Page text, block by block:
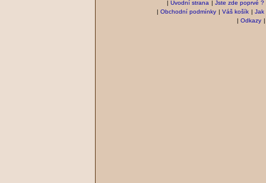
| Úvodní strana | Jste zde poprvé ?
| Obchodní podmínky | Váš košík | Jak
| Odkazy